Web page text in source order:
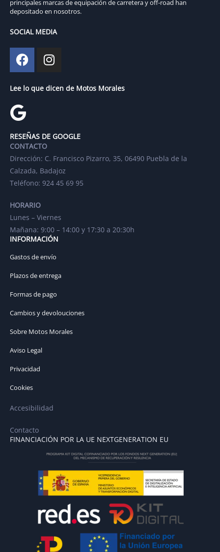
principales marcas de equipación de carretera y off-road han
depositado en nosotros.
SOCIAL MEDIA
Lee lo que dicen de Motos Morales
RESEÑAS DE GOOGLE
CONTACTO
Dirección: C. Francisco Pizarro, 35, 06490 Puebla de la
Calzada, Badajoz
Teléfono: 924 45 69 95
HORARIO
Lunes – Viernes
Mañana: 9:00 – 14:00 y 17:30 a 20:30h
INFORMACIÓN
Gastos de envío
Plazos de entrega
Formas de pago
Cambios y devolouciones
Sobre Motos Morales
Aviso Legal
Privacidad
Cookies
Accesibilidad
Contacto
FINANCIACIÓN POR LA UE NEXTGENERATION EU